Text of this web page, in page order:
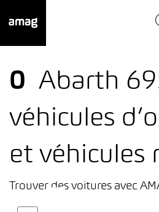
0 Abarth
véhicules
et véhicules
Trouver des voitures avec